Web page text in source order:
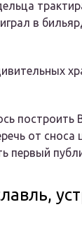
играл в
построить
от сноса
первый